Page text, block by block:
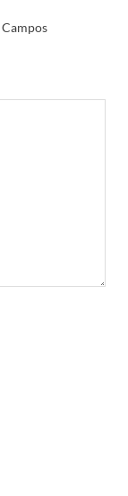
Campos